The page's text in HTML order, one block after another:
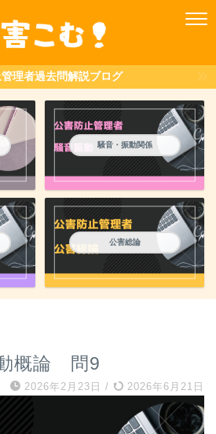
理者過去問解説ブログ
騒音・振動関係
公害総論
概論 問9
2026年2月23日 / 2026年6月21日